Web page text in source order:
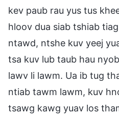
kev paub rau yus tus
hloov dua siab tshiab
ntawd, ntshe kuv yeej
tsa kuv lub taub hau
lawv li lawm. Ua ib tug
ntiab tawm lawm, kuv
tsawg kawg yuav los